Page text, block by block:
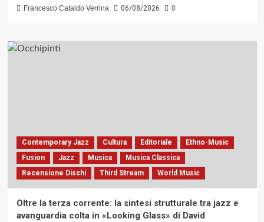
Francesco Cataldo Verrina 06/08/2026 0
Contemporary Jazz Cultura Editoriale
Ethno-Music
Fusion
Jazz Musica
Musica Classica
Recensione Dischi
Third Stream World Music
Oltre la terza corrente: la sintesi strutturale tra jazz e
avanguardia colta in «Looking Glass» di David